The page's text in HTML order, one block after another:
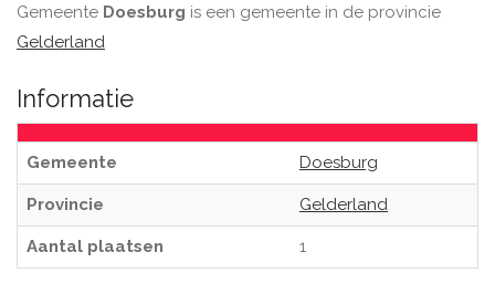
Gemeente Doesburg is een gemeente in de provincie
Gelderland
Informatie
Gemeente Doesburg
Provincie Gelderland
Aantal plaatsen 1